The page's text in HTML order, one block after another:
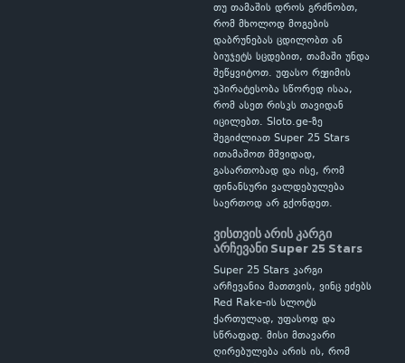
თუ თამაშის დროს გრძნობთ,
რომ მხოლოდ მოგების
დაბრუნებას ცდილობთ ან
ბიუჯეტს სცდებით, თამაში უნდა
შეწყვიტოთ. უფასო რეჟიმის
უპირატესობა სწორედ ისაა,
რომ ასეთ რისკს თავიდან
იცილებთ. Sloto.ge-ზე
შეგიძლიათ Super 25 Stars
ითამაშოთ მშვიდად,
გასართობად და ისე, რომ
ფინანსური ვალდებულება
საერთოდ არ გქონდეთ.
ვისთვის არის კარგი
არჩევანი Super 25 Stars
Super 25 Stars კარგი
არჩევანია მათთვის, ვინც ეძებს
Red Rake-ის სლოტს
ქართულად, უფასოდ და
სწრაფად. მისი მთავარი
ღირებულება არის ის, რომ